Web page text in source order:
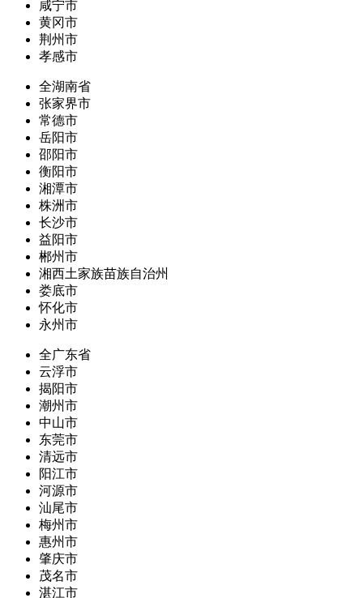
咸宁市
黄冈市
荆州市
孝感市
全湖南省
张家界市
常德市
岳阳市
邵阳市
衡阳市
湘潭市
株洲市
长沙市
益阳市
郴州市
湘西土家族苗族自治州
娄底市
怀化市
永州市
全广东省
云浮市
揭阳市
潮州市
中山市
东莞市
清远市
阳江市
河源市
汕尾市
梅州市
惠州市
肇庆市
茂名市
湛江市